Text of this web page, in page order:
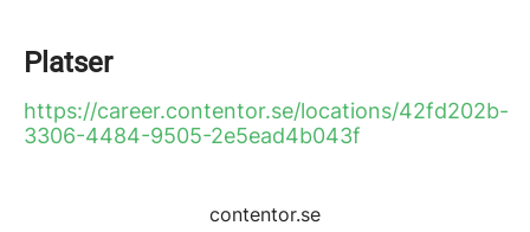
Platser
https://career.contentor.se/locations/42fd202b-
3306-4484-9505-2e5ead4b043f
contentor.se